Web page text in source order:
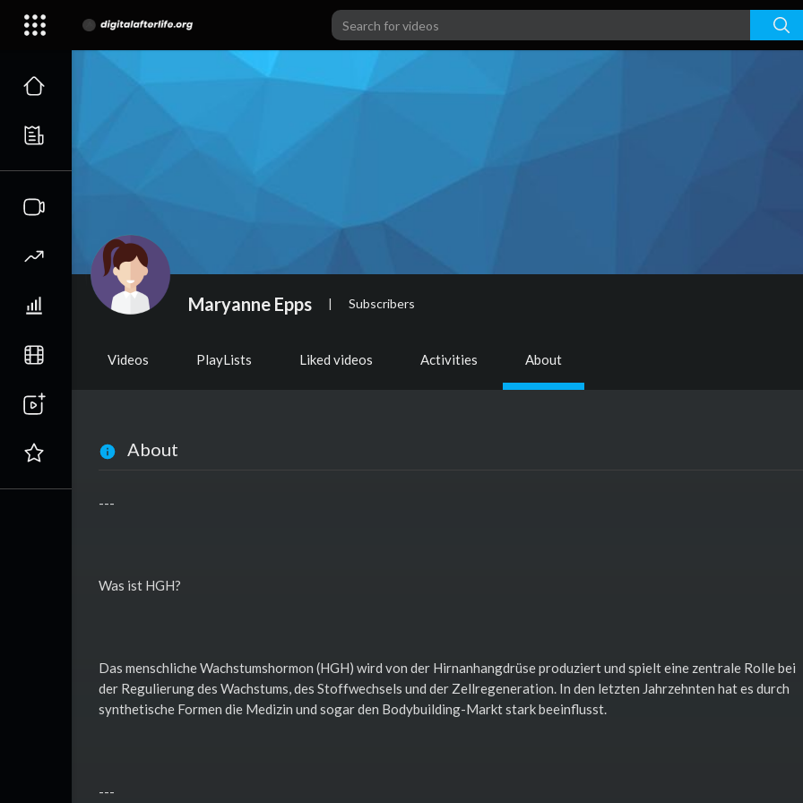
Maryanne Epps | Subscribers
Videos PlayLists Liked videos Activities About
About
---
Was ist HGH?
Das menschliche Wachstumshormon (HGH) wird von der Hirnanhangdrüse produziert und spielt eine zentrale Rolle bei
der Regulierung des Wachstums, des Stoffwechsels und der Zellregeneration. In den letzten Jahrzehnten hat es durch
synthetische Formen die Medizin und sogar den Bodybuilding-Markt stark beeinflusst.
---